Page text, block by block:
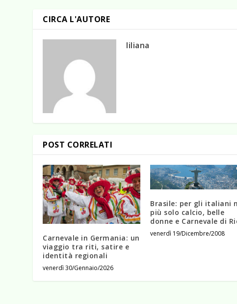
CIRCA L'AUTORE
liliana
POST CORRELATI
Carnevale in Germania: un
viaggio tra riti, satire e
identità regionali
venerdì 30/Gennaio/2026
Brasile: per gli italiani
più solo calcio, belle
donne e Carnevale di
venerdì 19/Dicembre/2008